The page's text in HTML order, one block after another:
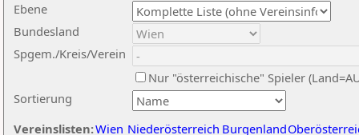
Ebene
Sortierung
Bundesland
Spgem./Kreis/Verein
Nur "österreichische" Spieler
Vereinslisten:Wien Niederösterreich Burgenland